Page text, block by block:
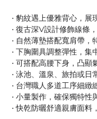
‧ 豹紋遇上優雅背心，展
‧ 復古深V設計修飾線條
‧ 自然薄墊搭配寬肩帶，
‧ 下胸圍具調整彈性，
‧ 可搭配高腰下身，凸顯
‧ 泳池、溫泉、旅拍或日
‧ 台灣職人多道工序細緻
‧ 小量製作，確保獨特性
‧ 快乾防曬舒適親膚面料